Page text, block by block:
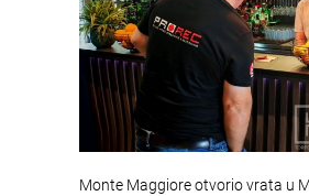
Monte Maggiore otvorio vrata u